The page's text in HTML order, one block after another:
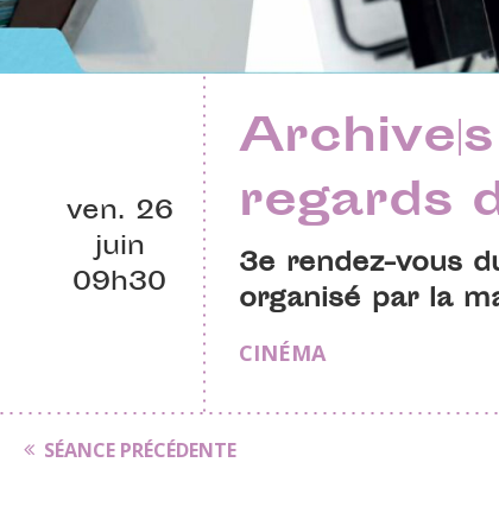
ven. 26
juin
09h30
regards
3e rendez-vous
organisé par la
CINÉMA
SÉANCE PRÉCÉDENTE